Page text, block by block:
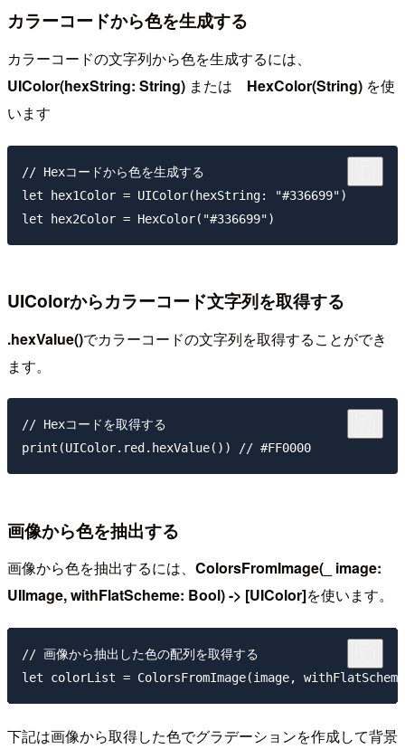
カラーコードから色を生成する
カラーコードの文字列から色を生成するには、
UIColor(hexString: String) または HexColor(String) を使
います
// Hexコードから色を生成する
let hex1Color = UIColor(hexString: "#336699")
UIColorからカラーコード文字列を取得する
.hexValue()でカラーコードの文字列を取得することができ
ます。
// Hexコードを取得する
画像から色を抽出する
画像から色を抽出するには、 ColorsFromImage(_ image:
UIImage, withFlatScheme: Bool) -> [UIColor]を使います。
// 画像から抽出した色の配列を取得する
下記は画像から取得した色でグラデーションを作成して背景